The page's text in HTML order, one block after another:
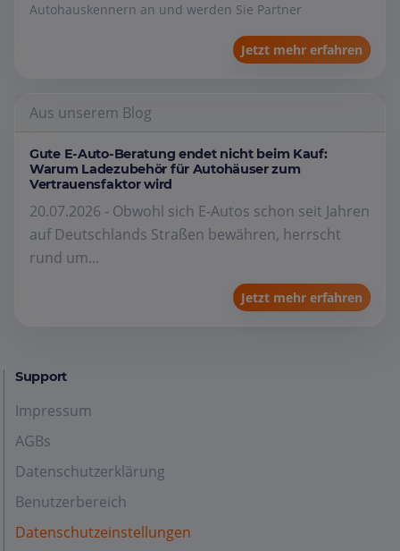
Autohauskennern an und werden Sie Partner
Jetzt mehr erfahren
Aus unserem Blog
Gute E-Auto-Beratung endet nicht beim Kauf:
Warum Ladezubehör für Autohäuser zum
Vertrauensfaktor wird
20.07.2026 - Obwohl sich E-Autos schon seit Jahren
auf Deutschlands Straßen bewähren, herrscht
rund um...
Jetzt mehr erfahren
Support
Impressum
AGBs
Datenschutzerklärung
Benutzerbereich
Datenschutzeinstellungen